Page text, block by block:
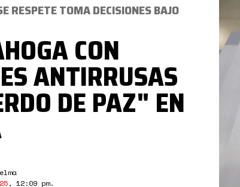
RESPETE TOMA DECISIONES BAJO
CON
ANTIRRUSAS
DE PAZ" EN
, 12:09 pm.